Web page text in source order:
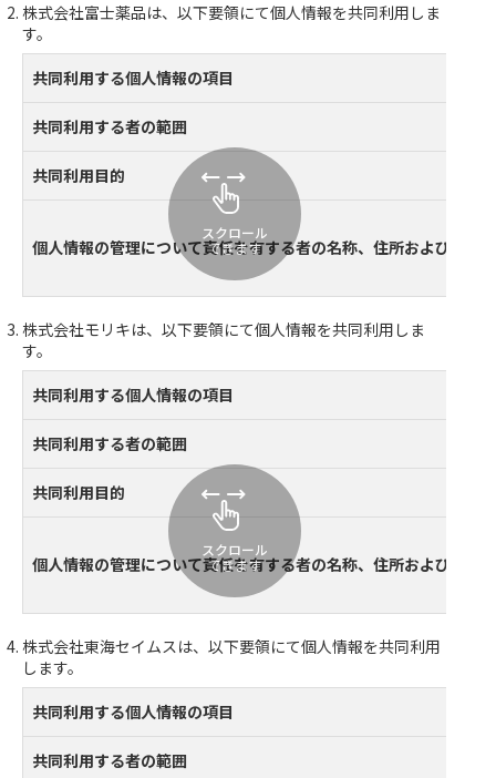
株式会社富士薬品は、以下要領にて個人情報を共同利用しま
す。
共同利用する個人情報の項目
共同利用する者の範囲
共同利用目的
個人情報の管理について責任を有する者の名称、住所および代表
スクロール
できます
株式会社モリキは、以下要領にて個人情報を共同利用しま
す。
共同利用する個人情報の項目
共同利用する者の範囲
共同利用目的
個人情報の管理について責任を有する者の名称、住所および代表
スクロール
できます
株式会社東海セイムスは、以下要領にて個人情報を共同利用
します。
共同利用する個人情報の項目
共同利用する者の範囲